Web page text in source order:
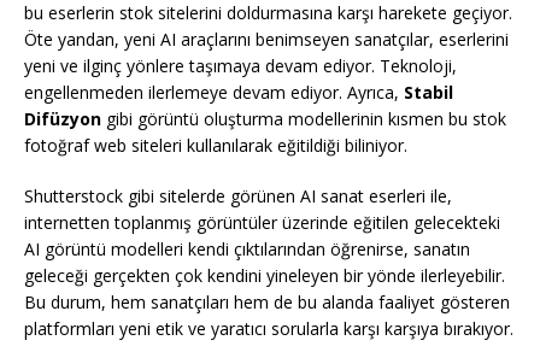
bu eserlerin stok sitelerini doldurmasına karşı harekete geçiyor.
Öte yandan, yeni AI araçlarını benimseyen sanatçılar, eserlerini
yeni ve ilginç yönlere taşımaya devam ediyor. Teknoloji,
engellenmeden ilerlemeye devam ediyor. Ayrıca, Stabil
Difüzyon gibi görüntü oluşturma modellerinin kısmen bu stok
fotoğraf web siteleri kullanılarak eğitildiği biliniyor.
Shutterstock gibi sitelerde görünen AI sanat eserleri ile,
internetten toplanmış görüntüler üzerinde eğitilen gelecekteki
AI görüntü modelleri kendi çıktılarından öğrenirse, sanatın
geleceği gerçekten çok kendini yineleyen bir yönde ilerleyebilir.
Bu durum, hem sanatçıları hem de bu alanda faaliyet gösteren
platformları yeni etik ve yaratıcı sorularla karşı karşıya bırakıyor.